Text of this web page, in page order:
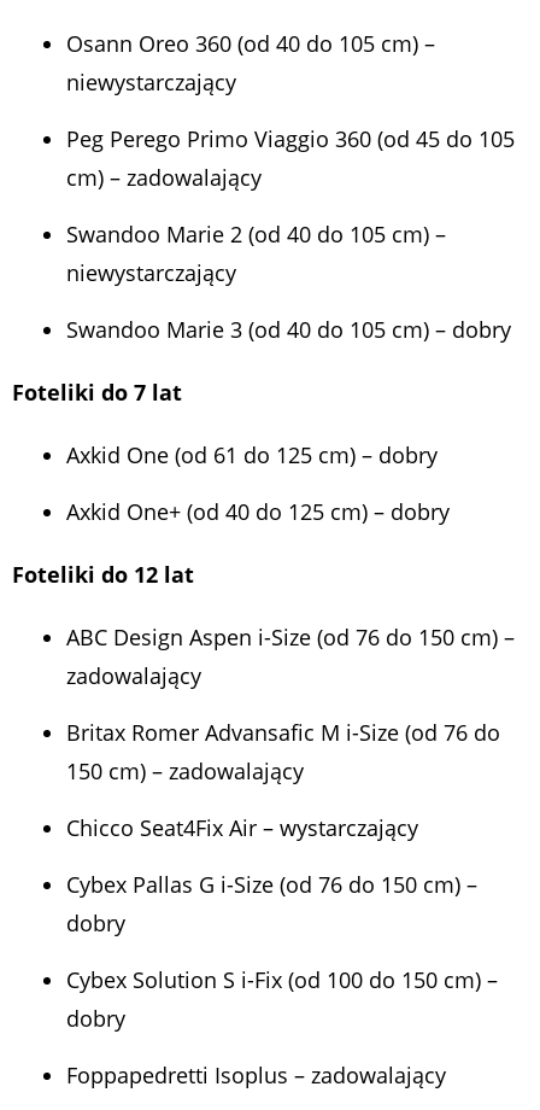
Osann Oreo 360 (od 40 do 105 cm) –
niewystarczający
Peg Perego Primo Viaggio 360 (od 45 do 105
cm) – zadowalający
Swandoo Marie 2 (od 40 do 105 cm) –
niewystarczający
Swandoo Marie 3 (od 40 do 105 cm) – dobry
Foteliki do 7 lat
Axkid One (od 61 do 125 cm) – dobry
Axkid One+ (od 40 do 125 cm) – dobry
Foteliki do 12 lat
ABC Design Aspen i-Size (od 76 do 150 cm) –
zadowalający
Britax Romer Advansafic M i-Size (od 76 do
150 cm) – zadowalający
Chicco Seat4Fix Air – wystarczający
Cybex Pallas G i-Size (od 76 do 150 cm) –
dobry
Cybex Solution S i-Fix (od 100 do 150 cm) –
dobry
Foppapedretti Isoplus – zadowalający